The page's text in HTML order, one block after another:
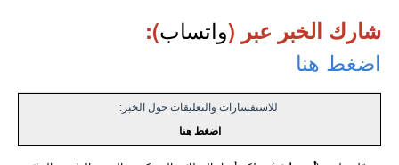
شارك الخبر عبر (واتساب):
اضغط هنا
للاستفسارات والتعليقات حول الخبر:
اضغط هنا